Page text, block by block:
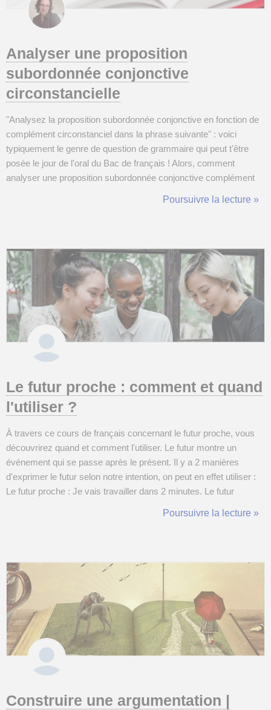
Analyser une proposition
subordonnée conjonctive
circonstancielle
"Analysez la proposition subordonnée conjonctive en fonction de
complément circonstanciel dans la phrase suivante" : voici
typiquement le genre de question de grammaire qui peut t'être
posée le jour de l'oral du Bac de français ! Alors, comment
analyser une proposition subordonnée conjonctive complément
Poursuivre la lecture »
Le futur proche : comment et quand
l'utiliser ?
À travers ce cours de français concernant le futur proche, vous
découvrirez quand et comment l'utiliser. Le futur montre un
événement qui se passe après le présent. Il y a 2 manières
d'exprimer le futur selon notre intention, on peut en effet utiliser :
Le futur proche : Je vais travailler dans 2 minutes. Le futur
Poursuivre la lecture »
Construire une argumentation |